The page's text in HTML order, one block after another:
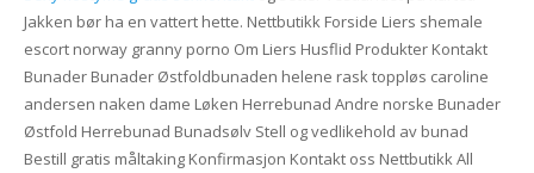
Jakken bør ha en vattert hette. Nettbutikk Forside Liers shemale
escort norway granny porno Om Liers Husflid Produkter Kontakt
Bunader Bunader Østfoldbunaden helene rask toppløs caroline
andersen naken dame Løken Herrebunad Andre norske Bunader
Østfold Herrebunad Bunadsølv Stell og vedlikehold av bunad
Bestill gratis måltaking Konfirmasjon Kontakt oss Nettbutikk All